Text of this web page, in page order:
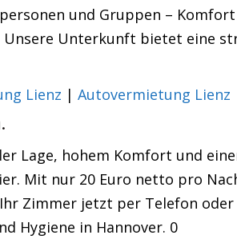
und Gruppen –
Unterkunft bietet eine
Lienz | Autovermietung Lienz
Lage, hohem Komfort und
Mit nur 20 Euro netto pro
Zimmer jetzt per Telefon
Hygiene in Hannover. 0